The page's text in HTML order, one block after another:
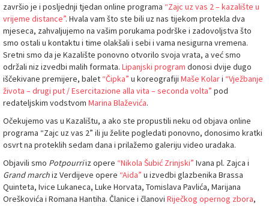
završio je i posljednji tjedan online programa “Zajc uz vas 2 – kazalište u
vrijeme distance”. Hvala vam što ste bili uz nas tijekom protekla dva
mjeseca, zahvaljujemo na vašim porukama podrške i zadovoljstva što
smo ostali u kontaktu i time olakšali i sebi i vama nesigurna vremena.
Sretni smo da je Kazalište ponovno otvorilo svoja vrata, a već smo
održali niz izvedbi malih formata. Lipanjski program donosi dvije dugo
iščekivane premijere, balet “Čipka” u koreografiji Maše Kolari “Vježbanje
života – drugi put / Esercitazione alla vita – seconda volta” pod
redateljskim vodstvom Marina Blaževića.
Očekujemo vas u Kazalištu, a ako ste propustili neku od objava online
programa “Zajc uz vas 2” ili ju želite pogledati ponovno, donosimo kratki
osvrt na proteklih sedam dana i prilažemo galeriju video uradaka.
Objavili smo Potpourriiz opere “Nikola Šubić Zrinjski” Ivana pl. Zajca i
Grand marchiz Verdijeve opere “Aida” u izvedbi glazbenika Brassa
Quinteta, Ivice Lukaneca, Luke Horvata, Tomislava Pavlića, Marijana
Oreškovića i Romana Hantiha. Članice i članovi Riječkog opernog zbora,